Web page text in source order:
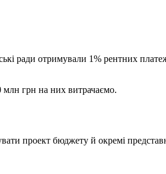
ради отримували 1% рентних
млн грн на них витрачаємо.
проект бюджету й окремі